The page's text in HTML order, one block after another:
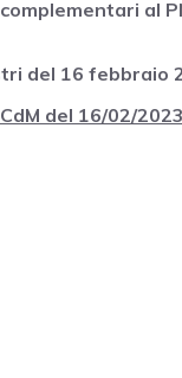
al
del 16 febbraio
del 16/02/